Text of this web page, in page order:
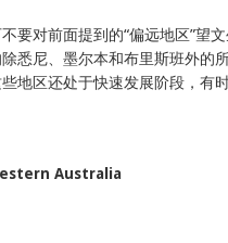
成
绩
能
上
哪
要对前面提到的“偏远地区”望
悉尼、墨尔本和布里斯班外的
地区还处于快速发展阶段，有
Australia